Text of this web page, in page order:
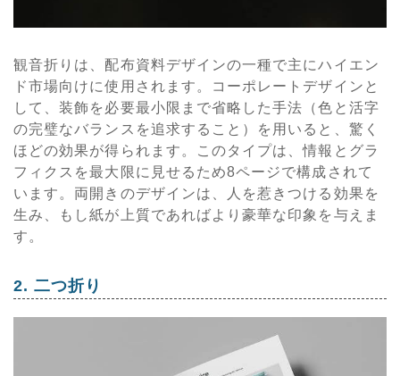
観音折りは、配布資料デザインの一種で主にハイエン
ド市場向けに使用されます。コーポレートデザインと
して、装飾を必要最小限まで省略した手法（色と活字
の完璧なバランスを追求すること）を用いると、驚く
ほどの効果が得られます。このタイプは、情報とグラ
フィクスを最大限に見せるため8ページで構成されて
います。両開きのデザインは、人を惹きつける効果を
生み、もし紙が上質であればより豪華な印象を与えま
す。
2. 二つ折り